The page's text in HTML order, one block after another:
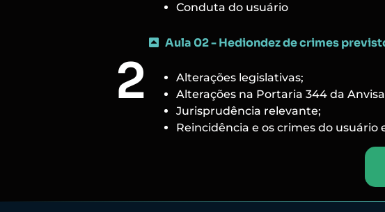
Conduta do usuário
2
Aula 02 - Hediondez de crimes
Alterações legislativas;
Alterações na Portaria 344 da
Jurisprudência relevante;
Reincidência e os crimes do usuário